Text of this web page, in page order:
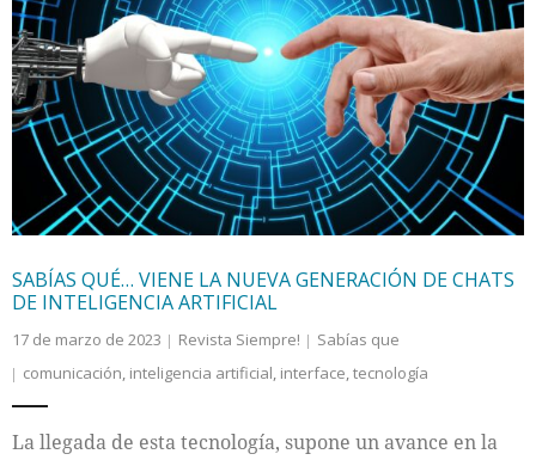
SABÍAS QUÉ… VIENE LA NUEVA GENERACIÓN DE CHATS
DE INTELIGENCIA ARTIFICIAL
17 de marzo de 2023 Revista Siempre!
Sabías que
comunicación, inteligencia artificial, interface,tecnología
La llegada de esta tecnología, supone un avance en la